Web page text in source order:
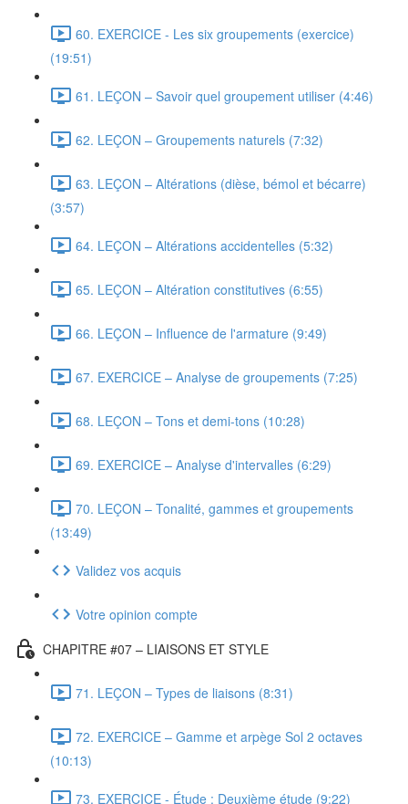
60. EXERCICE - Les six groupements (exercice)
(19:51)
61. LEÇON – Savoir quel groupement utiliser (4:46)
62. LEÇON – Groupements naturels (7:32)
63. LEÇON – Altérations (dièse, bémol et bécarre)
(3:57)
64. LEÇON – Altérations accidentelles (5:32)
65. LEÇON – Altération constitutives (6:55)
66. LEÇON – Influence de l'armature (9:49)
67. EXERCICE – Analyse de groupements (7:25)
68. LEÇON – Tons et demi-tons (10:28)
69. EXERCICE – Analyse d'intervalles (6:29)
70. LEÇON – Tonalité, gammes et groupements
(13:49)
Validez vos acquis
Votre opinion compte
CHAPITRE #07 – LIAISONS ET STYLE
71. LEÇON – Types de liaisons (8:31)
72. EXERCICE – Gamme et arpège Sol 2 octaves
(10:13)
73. EXERCICE - Étude : Deuxième étude (9:22)